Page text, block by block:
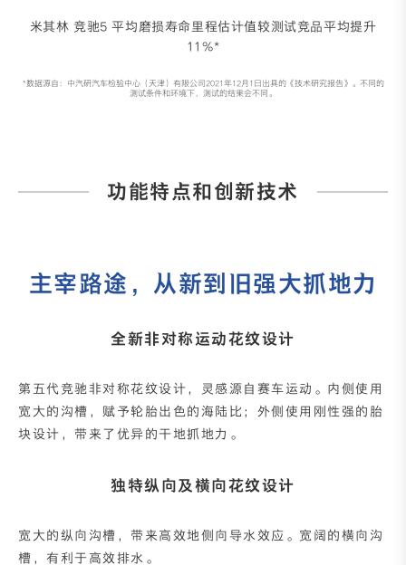
米其林 竞驰5 平均磨损寿命里程估计值较测试竞品平均提升
11%*
*数据源自：中汽研汽车检验中心（天津）有限公司2021年12月1日出具的《技术研究报告》。不同的
测试条件和环境下，测试的结果会不同。
功能特点和创新技术
主宰路途，从新到旧强大抓地力
全新非对称运动花纹设计
第五代竞驰非对称花纹设计，灵感源自赛车运动。内侧使用
宽大的沟槽，赋予轮胎出色的海陆比；外侧使用刚性强的胎
块设计，带来了优异的干地抓地力。
独特纵向及横向花纹设计
宽大的纵向沟槽，带来高效地侧向导水效应。宽阔的横向沟
槽，有利于高效排水。